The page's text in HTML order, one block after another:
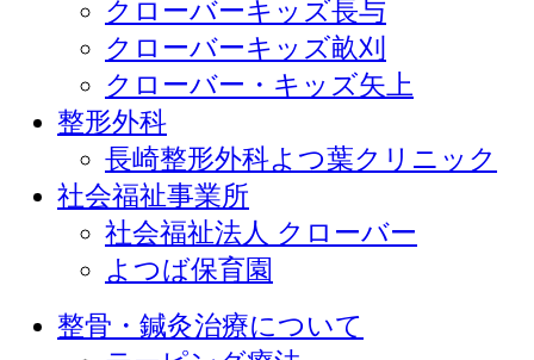
クローバーキッズ長与
クローバーキッズ畝刈
クローバー・キッズ矢上
整形外科
長崎整形外科よつ葉クリニック
社会福祉事業所
社会福祉法人 クローバー
よつば保育園
整骨・鍼灸治療について